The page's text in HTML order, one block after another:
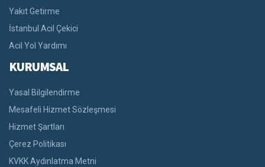
Yakıt Getirme
İstanbul Acil Çekici
Acil Yol Yardımı
KURUMSAL
Yasal Bilgilendirme
Mesafeli Hizmet Sözleşmesi
Hizmet Şartları
Çerez Politikası
KVKK Aydınlatma Metni